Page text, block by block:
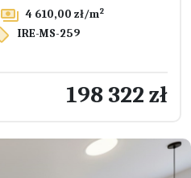
4 610,00 zł/m2
IRE-MS-259
198 322 zł